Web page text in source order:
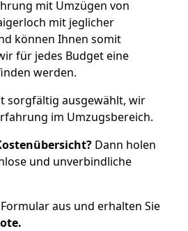
mit Umzügen von
mit jeglicher
können Ihnen somit
für jedes Budget eine
werden.
sorgfältig ausgewählt, wir
im Umzugsbereich.
Dann holen
und unverbindliche
aus und erhalten Sie